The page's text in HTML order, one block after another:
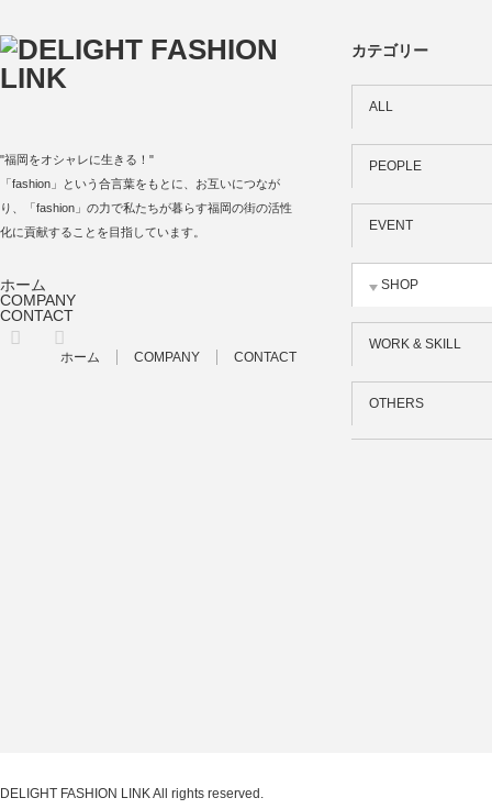
カテゴリー
ALL
PEOPLE
EVENT
SHOP
WORK & SKILL
OTHERS
"福岡をオシャレに生きる！"
「fashion」という合言葉をもとに、お互いにつなが
り、「fashion」の力で私たちが暮らす福岡の街の活性
化に貢献することを目指しています。
ホーム
COMPANY
CONTACT
Facebook
ホーム COMPANY CONTACT
DELIGHT FASHION LINKAll rights reserved.